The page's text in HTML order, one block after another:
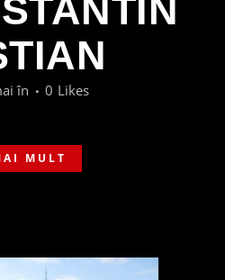
în 0 Likes
MULT